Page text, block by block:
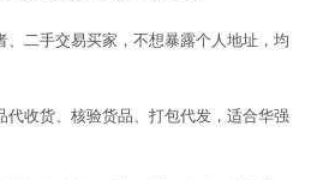
、二手交易买家，不想暴露个人地址，均
代收货、核验货品、打包代发，适合华强